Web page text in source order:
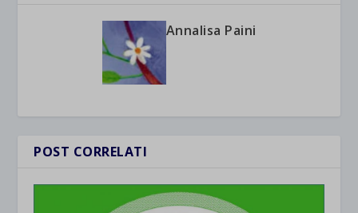
Annalisa Paini
POST CORRELATI